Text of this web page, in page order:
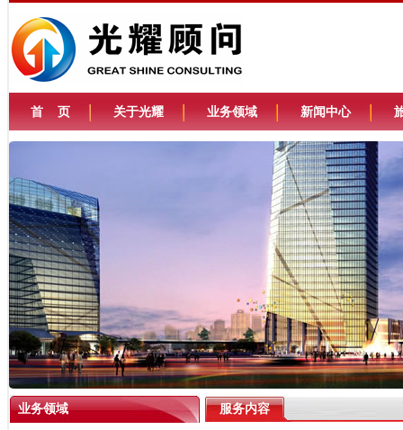
首 页 关于光耀 业务领域 新闻中心
业务领域 服务内容